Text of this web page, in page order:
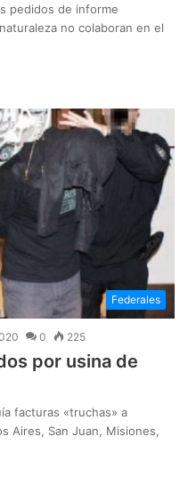
pedidos de informe
no colaboran en el
Federales
0 225
por usina de
facturas «truchas» a
Aires, San Juan, Misiones,